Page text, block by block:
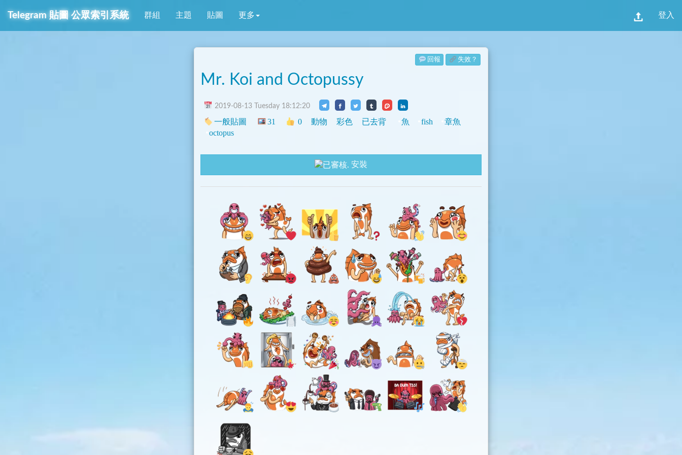
Telegram 貼圖 公眾索引系統 群組 主題 貼圖 更多 登入
回報 失效？
Mr. Koi and Octopussy
2019-08-13 Tuesday 18:12:20
一般貼圖 31 0 動物 彩色 已去背 魚 fish
章魚
octopus
安裝